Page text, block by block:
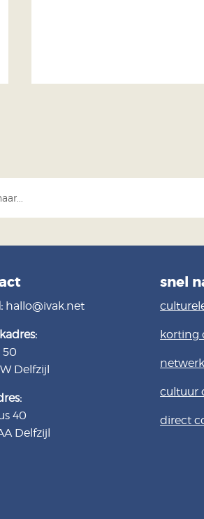
hallo@ivak.net
50
Delfzijl
40
Delfzijl
snel
korting
cultuur
direct